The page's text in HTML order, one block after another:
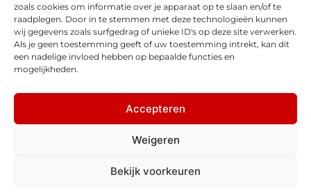
zoals cookies om informatie over je apparaat op te slaan en/of te
raadplegen. Door in te stemmen met deze technologieën kunnen
wij gegevens zoals surfgedrag of unieke ID's op deze site verwerken.
Als je geen toestemming geeft of uw toestemming intrekt, kan dit
een nadelige invloed hebben op bepaalde functies en
mogelijkheden.
Accepteren
Weigeren
Bekijk voorkeuren
Zondag
Gesloten
Volg ons
© 2026 - Honda Welman
Algemene voorwaarden